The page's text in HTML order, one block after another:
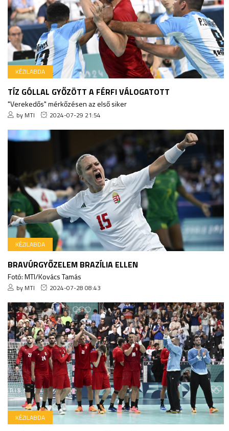
KÉZILABDA
TÍZ GÓLLAL GYŐZÖTT A FÉRFI VÁLOGATOTT
"Verekedős" mérkőzésen az első siker
by MTI 2024-07-29 21:54
KÉZILABDA
BRAVÚRGYŐZELEM BRAZÍLIA ELLEN
Fotó: MTI/Kovács Tamás
by MTI 2024-07-28 08:43
KÉZILABDA